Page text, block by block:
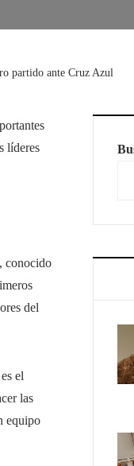
partido ante Cruz Azul
líderes
conocido
del
el
las
equipo